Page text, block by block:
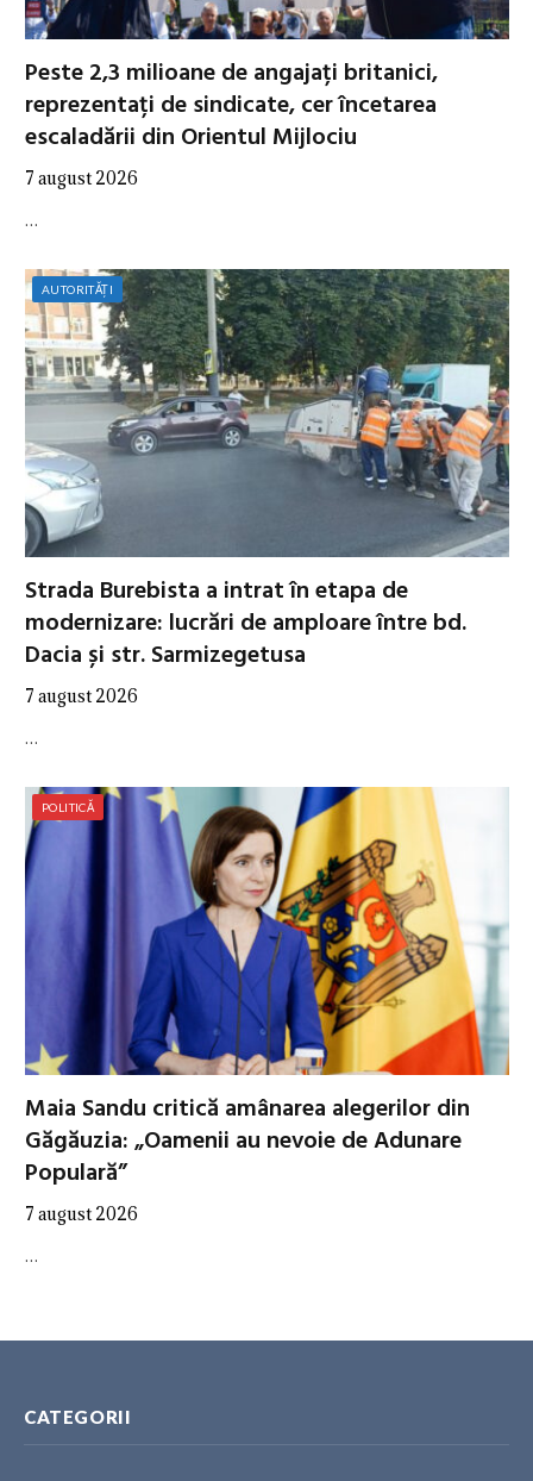
Peste 2,3 milioane de angajați britanici,
reprezentați de sindicate, cer încetarea
escaladării din Orientul Mijlociu
7 august 2026
…
AUTORITĂȚI
Strada Burebista a intrat în etapa de
modernizare: lucrări de amploare între bd.
Dacia și str. Sarmizegetusa
7 august 2026
…
POLITICĂ
Maia Sandu critică amânarea alegerilor din
Găgăuzia: „Oamenii au nevoie de Adunare
Populară”
7 august 2026
…
CATEGORII